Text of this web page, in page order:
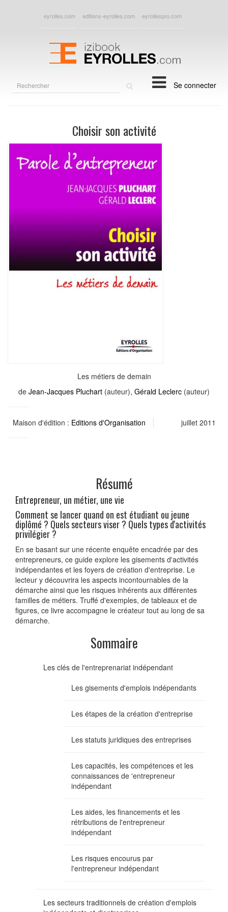
eyrolles.com editions-eyrolles.com eyrollespro.com
Se connecter
Choisir son activité
Les métiers de demain
de Jean-Jacques Pluchart (auteur), Gérald Leclerc (auteur)
Maison d'édition : Editions d'Organisation juillet 2011
Résumé
Entrepreneur, un métier, une vie
Comment se lancer quand on est étudiant ou jeune
diplômé ? Quels secteurs viser ? Quels types d'activités
privilégier ?
En se basant sur une récente enquête encadrée par des
entrepreneurs, ce guide explore les gisements d'activités
indépendantes et les foyers de création d'entreprise. Le
lecteur y découvrira les aspects incontournables de la
démarche ainsi que les risques inhérents aux différentes
familles de métiers. Truffé d'exemples, de tableaux et de
figures, ce livre accompagne le créateur tout au long de sa
démarche.
Sommaire
Les clés de l'entreprenariat indépendant
Les gisements d'emplois indépendants
Les étapes de la création d'entreprise
Les statuts juridiques des entreprises
Les capacités, les compétences et les
connaissances de 'entrepreneur
indépendant
Les aides, les financements et les
rétributions de l'entrepreneur
indépendant
Les risques encourus par
l'entrepreneur indépendant
Les secteurs traditionnels de création d'emplois